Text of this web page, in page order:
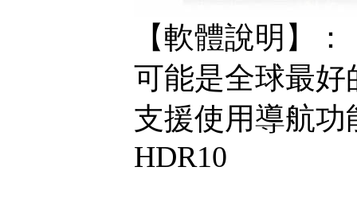
【軟體說明】：
可能是全球最好
支援使用導航功
HDR10